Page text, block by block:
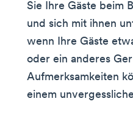
Sie Ihre Gäste beim
und sich mit ihnen
wenn Ihre Gäste
oder ein anderes
Aufmerksamkeiten
einem